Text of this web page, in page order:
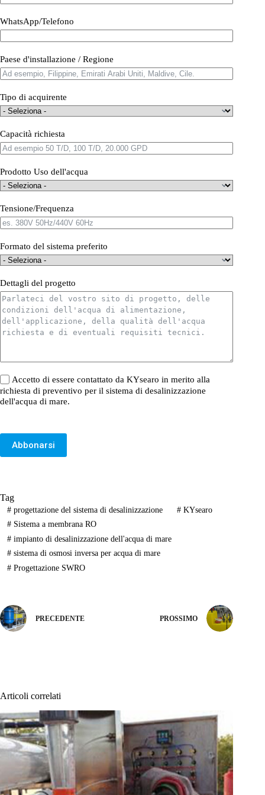
WhatsApp/Telefono
Paese d'installazione / Regione
Tipo di acquirente
Capacità richiesta
Prodotto Uso dell'acqua
Tensione/Frequenza
Formato del sistema preferito
Dettagli del progetto
Accetto di essere contattato da KYsearo in merito alla
richiesta di preventivo per il sistema di desalinizzazione
dell'acqua di mare.
Abbonarsi
Tag
#progettazione del sistema di desalinizzazione #KYsearo
#Sistema a membrana RO
#impianto di desalinizzazione dell'acqua di mare
#sistema di osmosi inversa per acqua di mare
#Progettazione SWRO
PRECEDENTE PROSSIMO
Articoli correlati